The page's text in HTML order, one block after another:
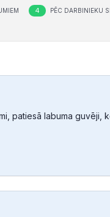
4 PĒC DARBINIEKU
patiesā labuma guvēji,